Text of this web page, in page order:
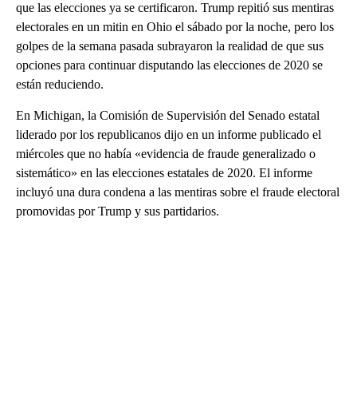
que las elecciones ya se certificaron. Trump repitió sus mentiras
electorales en un mitin en Ohio el sábado por la noche, pero los
golpes de la semana pasada subrayaron la realidad de que sus
opciones para continuar disputando las elecciones de 2020 se
están reduciendo.
En Michigan, la Comisión de Supervisión del Senado estatal
liderado por los republicanos dijo en un informe publicado el
miércoles que no había «evidencia de fraude generalizado o
sistemático» en las elecciones estatales de 2020. El informe
incluyó una dura condena a las mentiras sobre el fraude electoral
promovidas por Trump y sus partidarios.